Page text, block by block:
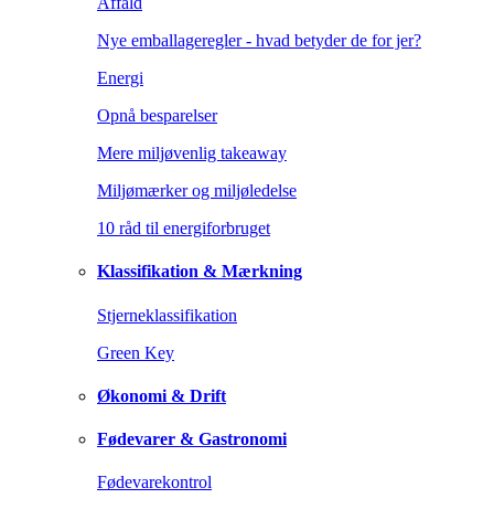
Nye emballageregler - hvad betyder de for jer?
Energi
Opnå besparelser
Mere miljøvenlig takeaway
Miljømærker og miljøledelse
10 råd til energiforbruget
Klassifikation & Mærkning
Stjerneklassifikation
Green Key
Økonomi & Drift
Fødevarer & Gastronomi
Fødevarekontrol